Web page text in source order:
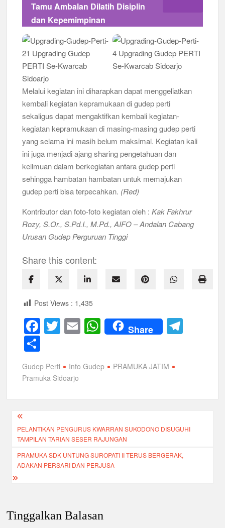
Tamu Ambalan Dilatih Disiplin
dan Kepemimpinan
Melalui kegiatan ini diharapkan dapat menggeliatkan
kembali kegiatan kepramukaan di gudep perti
sekaligus dapat mengaktifkan kembali kegiatan-
kegiatan kepramukaan di masing-masing gudep perti
yang selama ini masih belum maksimal. Kegiatan kali
ini juga menjadi ajang sharing pengetahuan dan
keilmuan dalam berkegiatan antara gudep perti
sehingga hambatan hambatan untuk memajukan
gudep perti bisa terpecahkan. (Red)
Kontributor dan foto-foto kegiatan oleh :Kak Fakhrur
Rozy, S.Or., S.Pd.I., M.Pd., AIFO – Andalan Cabang
Urusan Gudep Perguruan Tinggi
Share this content:
Post Views : 1,435
F
a
c
e
o
o
k
T
wi
tt
er
E
m
ail
W
h
at
s
p
p
Share
m
h
ar
Gudep Perti Info Gudep
PRAMUKA JATIM
Pramuka Sidoarjo
Navigasi
pos
PELANTIKAN PENGURUS KWARRAN SUKODONO DISUGUHI
TAMPILAN TARIAN SESER RAJUNGAN
PRAMUKA SDK UNTUNG SUROPATI II TERUS BERGERAK,
ADAKAN PERSARI DAN PERJUSA
Tinggalkan Balasan